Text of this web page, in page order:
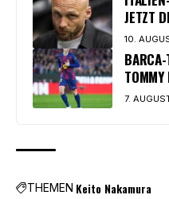
JETZT
10.
TOMMY
7.
THEMEN Keito Nakamura